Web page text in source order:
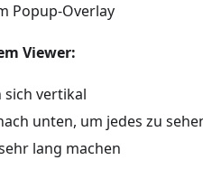
Popup-Overlay
Viewer:
sich vertikal
unten, um jedes zu
lang machen